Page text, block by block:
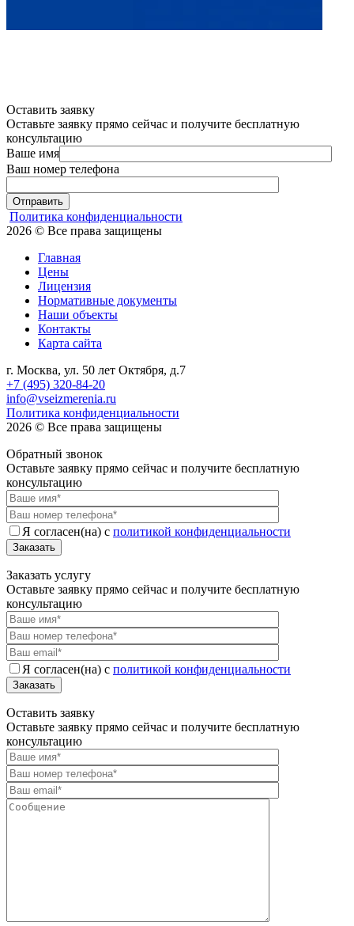
Оставить заявку
Оставьте заявку прямо сейчас и получите бесплатную
консультацию
Ваше имя
Ваш номер телефона
Отправить
Политика конфиденциальности
2026 © Все права защищены
Главная
Цены
Лицензия
Нормативные документы
Наши объекты
Контакты
Карта сайта
г. Москва, ул. 50 лет Октября, д.7
+7 (495) 320-84-20
info@vseizmerenia.ru
Политика конфиденциальности
2026 © Все права защищены
Обратный звонок
Оставьте заявку прямо сейчас и получите бесплатную
консультацию
Я согласен(на) с политикой конфиденциальности
Заказать
Заказать услугу
Оставьте заявку прямо сейчас и получите бесплатную
консультацию
Я согласен(на) с политикой конфиденциальности
Заказать
Оставить заявку
Оставьте заявку прямо сейчас и получите бесплатную
консультацию